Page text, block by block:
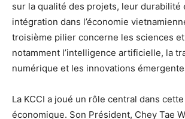
sur la qualité des projets, leur durabilité
intégration dans l’économie
troisième pilier concerne les sciences
notamment l’intelligence artificielle, la
numérique et les innovations
La KCCI a joué un rôle central dans
économique. Son Président, Chey Tae